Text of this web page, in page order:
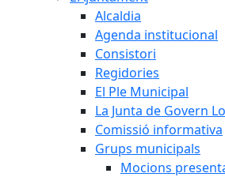
Alcaldia
Agenda institucional
Consistori
Regidories
El Ple Municipal
La Junta de Govern
Comissió informativa
Grups municipals
Mocions